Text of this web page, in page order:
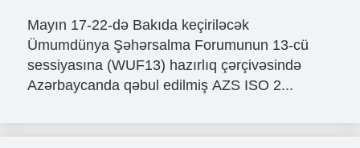
Mayın 17-22-də Bakıda keçiriləcək
Ümumdünya Şəhərsalma Forumunun 13-cü
sessiyasına (WUF13) hazırlıq çərçivəsində
Azərbaycanda qəbul edilmiş AZS ISO 2...